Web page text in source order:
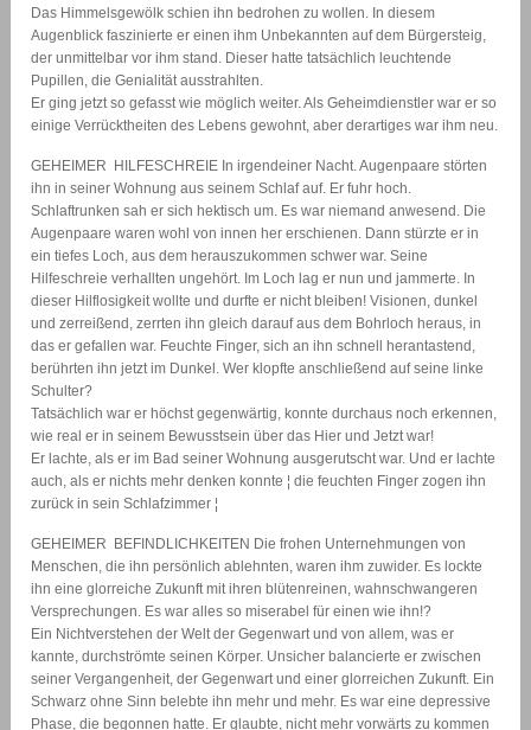
Das Himmelsgewölk schien ihn bedrohen zu wollen. In diesem
Augenblick faszinierte er einen ihm Unbekannten auf dem Bürgersteig,
der unmittelbar vor ihm stand. Dieser hatte tatsächlich leuchtende
Pupillen, die Genialität ausstrahlten.
Er ging jetzt so gefasst wie möglich weiter. Als Geheimdienstler war er so
einige Verrücktheiten des Lebens gewohnt, aber derartiges war ihm neu.
GEHEIMER  HILFESCHREIE In irgendeiner Nacht. Augenpaare störten
ihn in seiner Wohnung aus seinem Schlaf auf. Er fuhr hoch.
Schlaftrunken sah er sich hektisch um. Es war niemand anwesend. Die
Augenpaare waren wohl von innen her erschienen. Dann stürzte er in
ein tiefes Loch, aus dem herauszukommen schwer war. Seine
Hilfeschreie verhallten ungehört. Im Loch lag er nun und jammerte. In
dieser Hilflosigkeit wollte und durfte er nicht bleiben! Visionen, dunkel
und zerreißend, zerrten ihn gleich darauf aus dem Bohrloch heraus, in
das er gefallen war. Feuchte Finger, sich an ihn schnell herantastend,
berührten ihn jetzt im Dunkel. Wer klopfte anschließend auf seine linke
Schulter?
Tatsächlich war er höchst gegenwärtig, konnte durchaus noch erkennen,
wie real er in seinem Bewusstsein über das Hier und Jetzt war!
Er lachte, als er im Bad seiner Wohnung ausgerutscht war. Und er lachte
auch, als er nichts mehr denken konnte ¦ die feuchten Finger zogen ihn
zurück in sein Schlafzimmer ¦
GEHEIMER  BEFINDLICHKEITEN Die frohen Unternehmungen von
Menschen, die ihn persönlich ablehnten, waren ihm zuwider. Es lockte
ihn eine glorreiche Zukunft mit ihren blütenreinen, wahnschwangeren
Versprechungen. Es war alles so miserabel für einen wie ihn!?
Ein Nichtverstehen der Welt der Gegenwart und von allem, was er
kannte, durchströmte seinen Körper. Unsicher balancierte er zwischen
seiner Vergangenheit, der Gegenwart und einer glorreichen Zukunft. Ein
Schwarz ohne Sinn belebte ihn mehr und mehr. Es war eine depressive
Phase, die begonnen hatte. Er glaubte, nicht mehr vorwärts zu kommen